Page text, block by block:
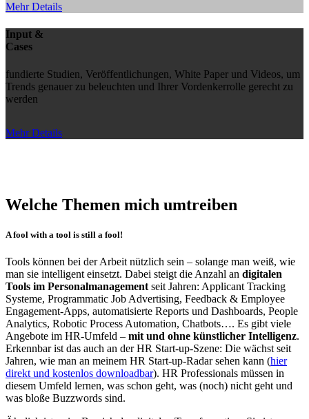
Mehr Details
Input &
Cases
fundierte Studien, Veröffentlichungen, White Paper und Videos, um
Trends genauer zu beleuchten und Ihrer Vordenkerrolle gerecht zu
werden
Mehr Details
Welche Themen mich umtreiben
A fool with a tool is still a fool!
Tools können bei der Arbeit nützlich sein – solange man weiß, wie
man sie intelligent einsetzt. Dabei steigt die Anzahl an digitalen
Tools im Personalmanagement seit Jahren: Applicant Tracking
Systeme, Programmatic Job Advertising, Feedback & Employee
Engagement-Apps, automatisierte Reports und Dashboards, People
Analytics, Robotic Process Automation, Chatbots…. Es gibt viele
Angebote im HR-Umfeld – mit und ohne künstlicher Intelligenz.
Erkennbar ist das auch an der HR Start-up-Szene: Die wächst seit
Jahren, wie man an meinem HR Start-up-Radar sehen kann (hier
direkt und kostenlos downloadbar). HR Professionals müssen in
diesem Umfeld lernen, was schon geht, was (noch) nicht geht und
was bloße Buzzwords sind.